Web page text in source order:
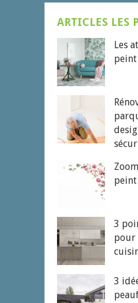
ARTICLES LES
Les
peint
peint
3
pour
3